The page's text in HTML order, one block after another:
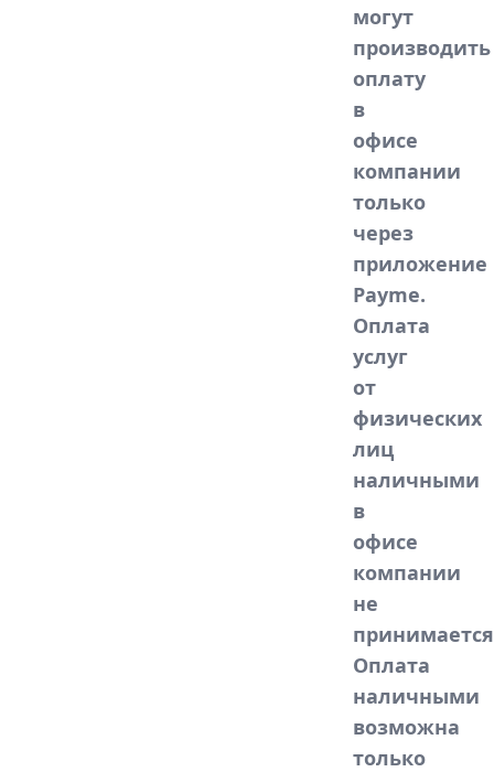
могут
производить
оплату
в
офисе
компании
только
через
приложение
Payme.
Оплата
услуг
от
физических
лиц
наличными
в
офисе
компании
не
Оплата
наличными
возможна
только